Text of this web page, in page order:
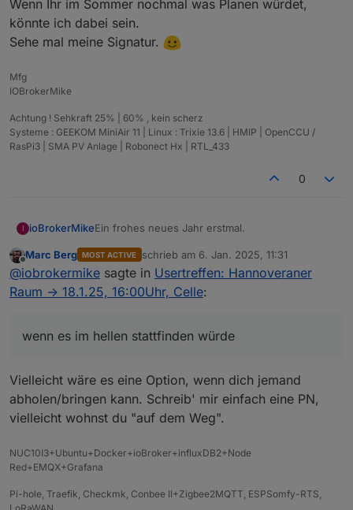
Wenn Ihr im Sommer nochmal was Planen würdet,
könnte ich dabei sein.
Sehe mal meine Signatur.
Mfg
IOBrokerMike
Achtung ! Sehkraft 25% | 60% , kein scherz
Systeme : GEEKOM MiniAir 11 | Linux : Trixie 13.6 | HMIP | OpenCCU /
RasPi3 | SMA PV Anlage | Robonect Hx | RTL_433
0
I ioBrokerMikeEin frohes neues Jahr erstmal.
Möchte mich mal outen was die Räumlichkeit von
Celle angeht.
Wenn Ihr ein weiteres Treffen Planen solltet,
Offline
Marc Berg MOST ACTIVE schrieb am 6. Jan. 2025, 11:31
zuletzt editiert von
@iobrokermike sagte in Usertreffen: Hannoveraner
Raum -> 18.1.25, 16:00Uhr, Celle:
wenn es im hellen stattfinden würde
Vielleicht wäre es eine Option, wenn dich jemand
abholen/bringen kann. Schreib' mir einfach eine PN,
vielleicht wohnst du "auf dem Weg".
NUC10I3+Ubuntu+Docker+ioBroker+influxDB2+Node
Red+EMQX+Grafana
Pi-hole, Traefik, Checkmk, Conbee II+Zigbee2MQTT, ESPSomfy-RTS,